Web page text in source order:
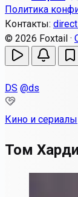
Политика
Контакты:
© 2026 Foxtail ·
DS @ds
Кино и сериалы
Том